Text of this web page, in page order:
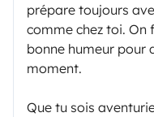
prépare toujours
comme chez toi.
bonne humeur pour
moment.
Que tu sois